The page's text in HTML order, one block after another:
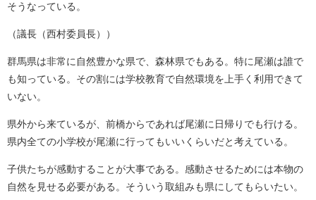
そうなっている。
（議長（西村委員長））
群馬県は非常に自然豊かな県で、森林県でもある。特に尾瀬は誰で
も知っている。その割には学校教育で自然環境を上手く利用できて
いない。
県外から来ているが、前橋からであれば尾瀬に日帰りでも行ける。
県内全ての小学校が尾瀬に行ってもいいくらいだと考えている。
子供たちが感動することが大事である。感動させるためには本物の
自然を見せる必要がある。そういう取組みも県にしてもらいたい。